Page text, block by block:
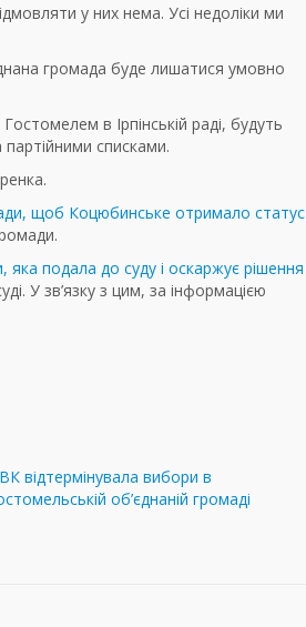
у них нема. Усі недоліки ми
громада буде лишатися умовно
в Ірпінській раді, будуть
списками.
щоб Коцюбинське отримало статус
подала до суду і оскаржує рішення
У зв’язку з цим, за інформацією
відтермінувала вибори в
об’єднаній громаді